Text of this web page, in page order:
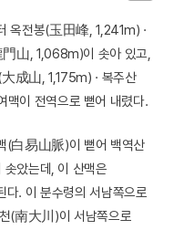
옥전봉(玉田峰, 1,241m) ·
山, 1,068m)이 솟아 있고,
成山, 1,175m) · 복주산
이 전역으로 뻗어 내렸다.
(白易山脈)이 뻗어 백역산
았는데, 이 산맥은
다. 이 분수령의 서남쪽으로
(南大川)이 서남쪽으로